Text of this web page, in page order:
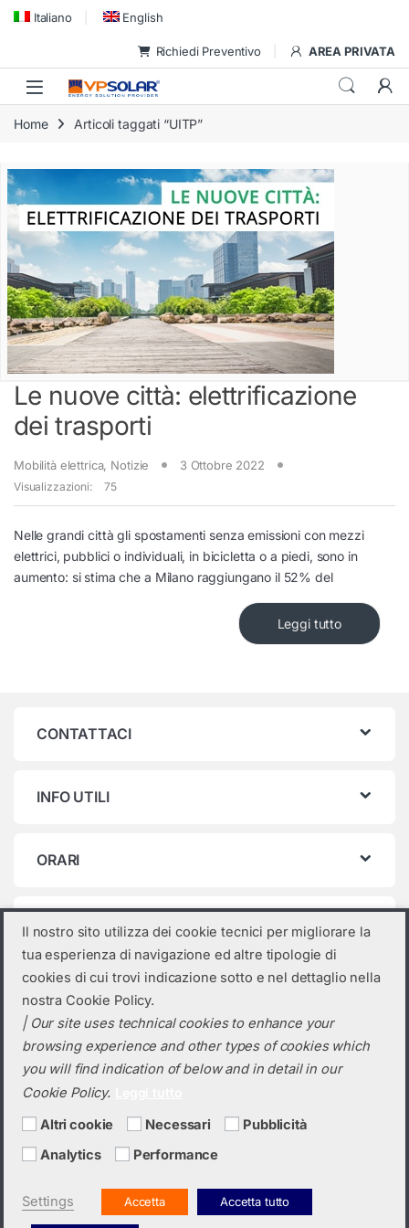
Skip to navigation
Skip to content
Italiano English
Richiedi Preventivo AREA PRIVATA
Home Articoli taggati “UITP”
Le nuove città: elettrificazione
dei trasporti
Mobilità elettrica, Notizie 3 Ottobre 2022
Visualizzazioni: 75
Nelle grandi città gli spostamenti senza emissioni con mezzi
elettrici, pubblici o individuali, in bicicletta o a piedi, sono in
aumento: si stima che a Milano raggiungano il 52% del
Leggi tutto
CONTATTACI
INFO UTILI
ORARI
Categorie prodotto
Seleziona una categoria
Hai bisogno di un preventivo?
+39 0423 6326
Il nostro sito utilizza dei cookie tecnici per migliorare la
tua esperienza di navigazione ed altre tipologie di
cookies di cui trovi indicazione sotto e nel dettaglio nella
nostra Cookie Policy.
| Our site uses technical cookies to enhance your
browsing experience and other types of cookies which
you will find indication of below and in detail in our
Cookie Policy.
Altri cookie Necessari
Pubblicità
Analytics
Performance
Settings Accetta Accetta tutto